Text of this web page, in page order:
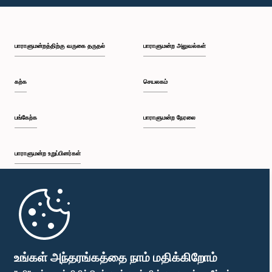
உங்கள் அந்தரங்கத்தை நாம் மதிக்கிறோம்
பி.ப. 1:59 - பி.ப. 2:10
பி.ப. 2:19 - பி.ப. 2:29
பி.ப. 2:37 - பி.ப. 2:46
பாராளுமன்றத்திற்கு வருகை தருதல்
கற்க
பங்கேற்க
பாராளுமன்ற உறுப்பினர்கள்
முதற்பக்கம்
பாராளுமன்ற அலுவல்கள்
செயலகம்
பாராளுமன்ற நேரலை
பாராளுமன்ற கையடக்க செயலி